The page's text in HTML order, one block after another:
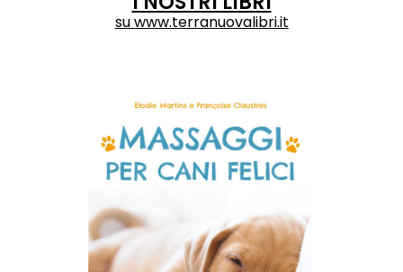
suwww.terranuovalibri.it